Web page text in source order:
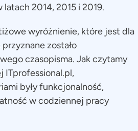
2014, 2015 i 2019.
wyróżnienie, które jest dla
zostało
czasopisma. Jak czytamy
ITprofessional.pl,
były funkcjonalność,
w codziennej pracy